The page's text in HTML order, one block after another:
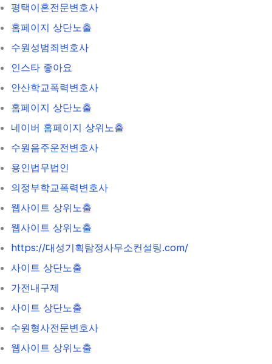
평택이혼전문변호사
홈페이지 상단노출
수원성범죄변호사
인스타 좋아요
안산학교폭력변호사
홈페이지 상단노출
네이버 홈페이지 상위노출
수원음주운전변호사
용인법무법인
의정부학교폭력변호사
웹사이트 상위노출
웹사이트 상위노출
https://대성기획탐정사무소컨설팅.com/
사이트 상단노출
가전내구제
사이트 상단노출
수원형사전문변호사
웹사이트 상위노출